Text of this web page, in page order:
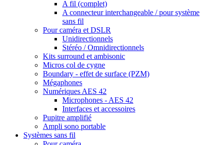
A fil (complet)
A connecteur interchangeable / pour système
sans fil
Pour caméra et DSLR
Unidirectionnels
Stéréo / Omnidirectionnels
Kits surround et ambisonic
Micros col de cygne
Boundary - effet de surface (PZM)
Mégaphones
Numériques AES 42
Microphones - AES 42
Interfaces et accessoires
Pupitre amplifié
Ampli sono portable
Systèmes sans fil